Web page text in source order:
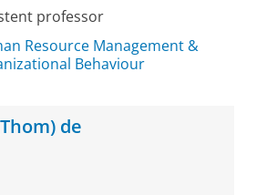
professor
Resource Management &
Behaviour
de